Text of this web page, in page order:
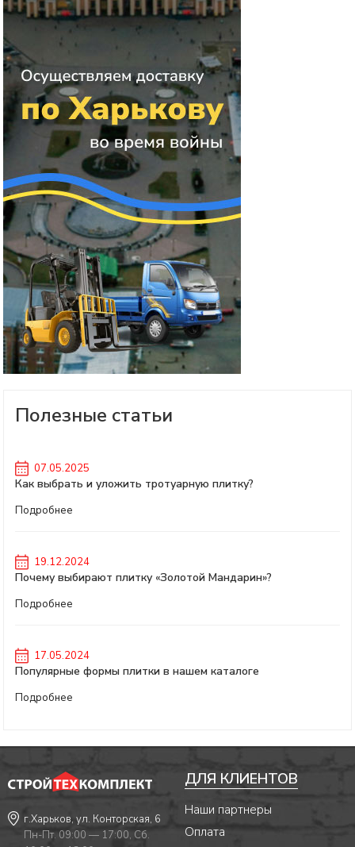
Полезные статьи
07.05.2025
Как выбрать и уложить тротуарную плитку?
Подробнее
19.12.2024
Почему выбирают плитку «Золотой Мандарин»?
Подробнее
17.05.2024
Популярные формы плитки в нашем каталоге
Подробнее
г.Харьков, ул. Конторская, 6
Пн-Пт. 09:00 — 17:00, Сб.
ДЛЯ КЛИЕНТОВ
Наши партнеры
Оплата